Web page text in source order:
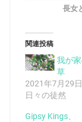
長女
関連投稿
我が
草
2021年7月29日
日々の徒然
Gipsy Kings、